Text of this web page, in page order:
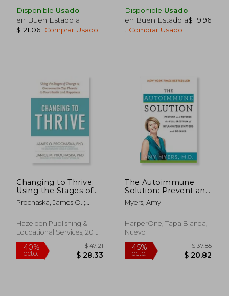
40%
dcto.
$ 66.39
$ 39.83 dcto. $
Disponible Usado
en Buen Estado a
$ 21.06 Comprar Usado
Disponible Usado
en Buen Estado a$ 19.96
Comprar Usado
Changing to Thrive:
Using the Stages of
Change to Overcome
the top Threats to
Happiness (en Inglés)
Prochaska, James O. ;
Hazelden Publishing &
Educational Services, 2016,
1 Edición, Tapa Blanda,
Nuevo
The Autoimmune
Solution: Prevent and
Reverse the Full
Spectrum of
Symptoms and
Diseases (en Inglés)
Myers, Amy
HarperOne, Tapa Blanda,
Nuevo